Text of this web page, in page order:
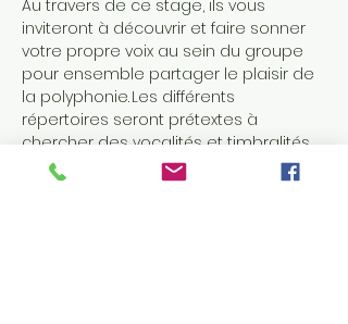
Au travers de ce stage, ils vous
inviteront à découvrir et faire sonner
votre propre voix au sein du groupe
pour ensemble partager le plaisir de
la polyphonie. Les différents
répertoires seront prétextes à
chercher des vocalités et timbralités
différentes et à voyager dans des
univers harmoniques variés. La